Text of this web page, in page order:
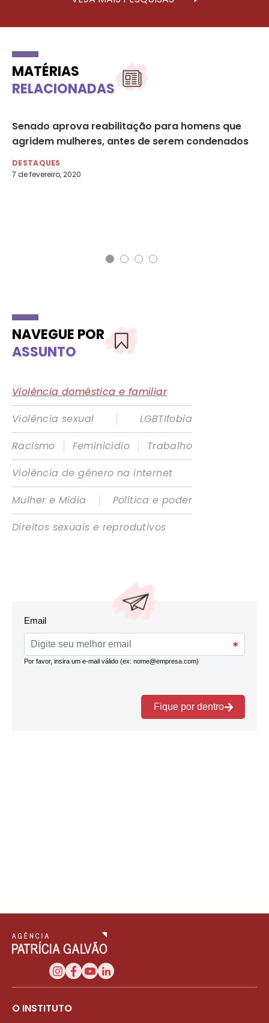
MATÉRIAS
RELACIONADAS
Senado aprova reabilitação para homens que
agridem mulheres, antes de serem condenados
DESTAQUES
7 de fevereiro, 2020
NAVEGUE POR
ASSUNTO
Violência doméstica e familiar
Violência sexual
|
LGBTIfobia
Racismo
| Feminicídio |
Trabalho
Violência de gênero na internet
Mulher e Mídia
|
Política e poder
Direitos sexuais e reprodutivos
O INSTITUTO